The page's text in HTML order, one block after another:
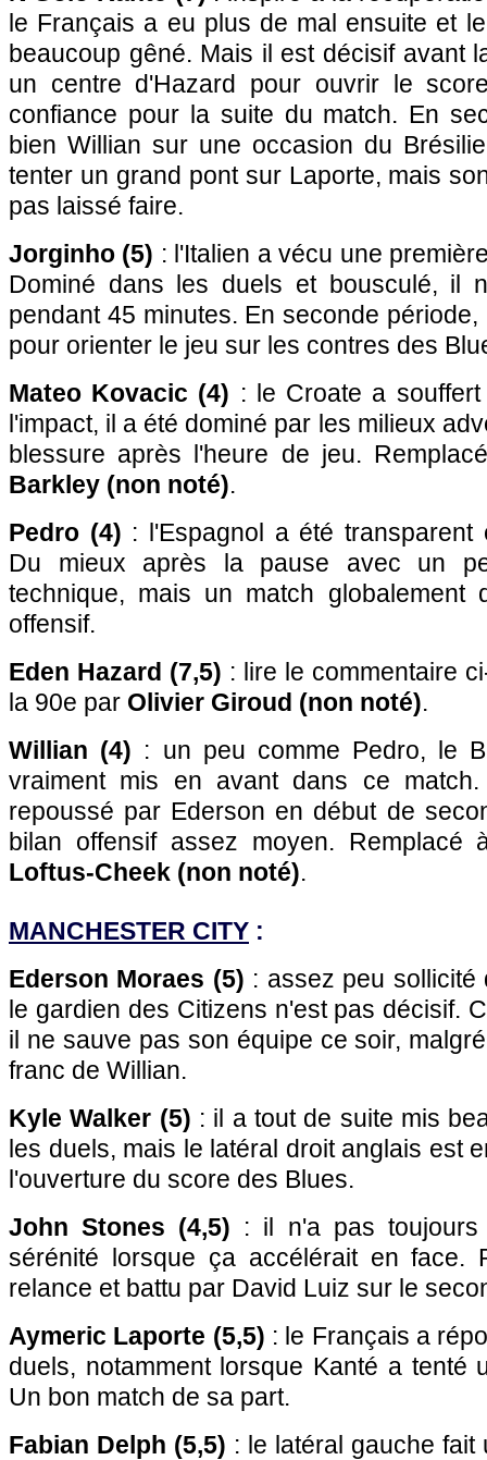
le Français a eu plus de mal ensuite et
beaucoup gêné. Mais il est décisif avant
un centre d'Hazard pour ouvrir le
confiance pour la suite du match. En
bien Willian sur une occasion du
tenter un grand pont sur Laporte, mais
pas laissé faire.
Jorginho (5) : l'Italien a vécu une
Dominé dans les duels et bousculé, il
pendant 45 minutes. En seconde
pour orienter le jeu sur les contres des
Mateo Kovacic (4) : le Croate a
l'impact, il a été dominé par les milieux
blessure après l'heure de jeu.
Barkley (non noté).
Pedro (4) : l'Espagnol a été transparent
Du mieux après la pause avec un
technique, mais un match globalement
offensif.
Eden Hazard (7,5) : lire le commentaire
la 90e par Olivier Giroud (non noté).
Willian (4) : un peu comme Pedro, le
vraiment mis en avant dans ce
repoussé par Ederson en début de
bilan offensif assez moyen.
Loftus-Cheek (non noté).
MANCHESTER CITY :
Ederson Moraes (5) : assez peu sollicité
le gardien des Citizens n'est pas décisif.
il ne sauve pas son équipe ce soir,
franc de Willian.
Kyle Walker (5) : il a tout de suite mis
les duels, mais le latéral droit anglais est
l'ouverture du score des Blues.
John Stones (4,5) : il n'a pas toujours
sérénité lorsque ça accélérait en face.
relance et battu par David Luiz sur le
Aymeric Laporte (5,5) : le Français a
duels, notamment lorsque Kanté a tenté
Un bon match de sa part.
Fabian Delph (5,5) : le latéral gauche